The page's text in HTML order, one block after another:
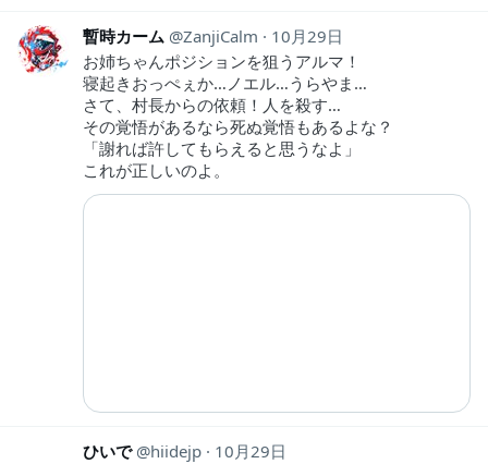
暫時カーム ZanjiCalm
10月29日
お姉ちゃんポジションを狙うアルマ！
寝起きおっぺぇか…ノエル…うらやま…
さて、村長からの依頼！人を殺す…
その覚悟があるなら死ぬ覚悟もあるよな？
「謝れば許してもらえると思うなよ」
これが正しいのよ。
ひいで hiidejp
10月29日